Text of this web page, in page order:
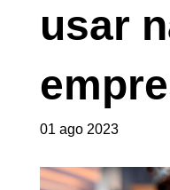
usar
01 ago 2023